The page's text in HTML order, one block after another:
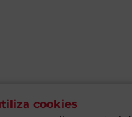
cookies